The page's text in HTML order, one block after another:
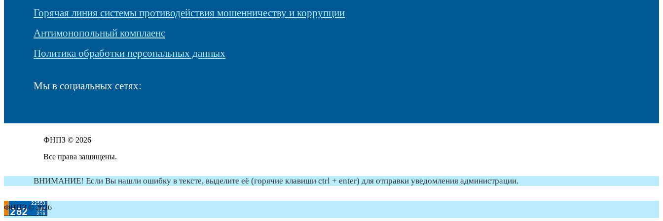
Горячая линия системы противодействия мошенничеству и коррупции
Антимонопольный комплаенс
Политика обработки персональных данных
Мы в социальных сетях:
ФНПЗ © 2026
Все права защищены.
ВНИМАНИЕ! Если Вы нашли ошибку в тексте, выделите её (горячие клавиши ctrl + enter) для отправки уведомления администрации.
ФНПЗ © 2026